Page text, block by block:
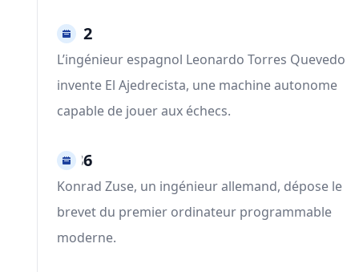
1912
L’ingénieur espagnol Leonardo Torres Quevedo
invente El Ajedrecista, une machine autonome
capable de jouer aux échecs.
1936
Konrad Zuse, un ingénieur allemand, dépose le
brevet du premier ordinateur programmable
moderne.